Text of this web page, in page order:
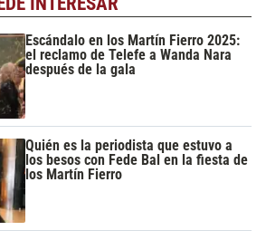
Escándalo en los Martín Fierro 2025:
el reclamo de Telefe a Wanda Nara
después de la gala
Quién es la periodista que estuvo a
los besos con Fede Bal en la fiesta de
los Martín Fierro